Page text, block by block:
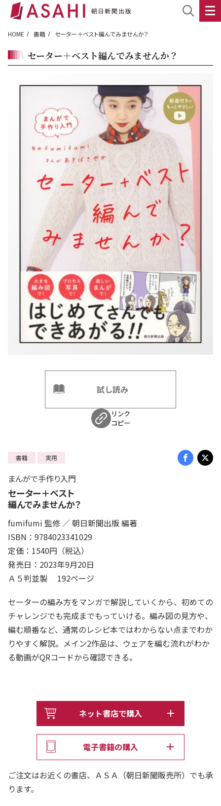
HOME 書籍 セーター＋ベスト編んでみませんか？
セーター＋ベスト編んでみませんか？
試し読み
リンク
コピー
書籍 実用
まんがで手作り入門
セーター＋ベスト
編んでみませんか？
fumifumi 監修 ／ 朝日新聞出版 編著
ISBN：9784023341029
定価：1540円（税込）
発売日：2023年9月20日
Ａ５判並製 192ページ
セーターの編み方をマンガで解説していくから、初めての
チャレンジでも完成までもっていける。編み図の見方や、
編む順番など、通常のレシピ本ではわからない点までわか
りやすく解説。メイン2作品は、ウェアを編む流れがわか
る動画がQRコードから確認できる。
ネット書店で購入
電子書籍の購入
ご注文はお近くの書店、ＡＳＡ（朝日新聞販売所）でも承
ります。